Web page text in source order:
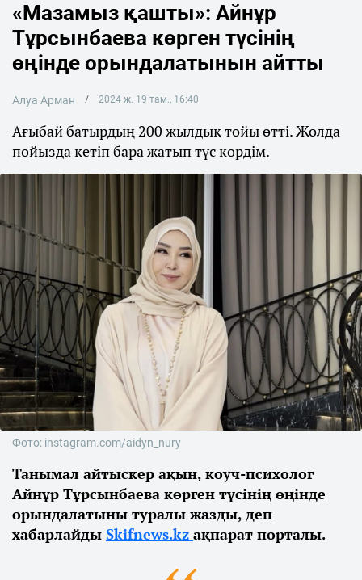
«Мазамыз қашты»: Айнұр
Тұрсынбаева көрген түсінің
өңінде орындалатынын айтты
Алуа Арман 2024 ж. 19 там., 16:40
Ағыбай батырдың 200 жылдық тойы өтті. Жолда
пойызда кетіп бара жатып түс көрдім.
Фото: instagram.com/aidyn_nury
Танымал айтыскер ақын, коуч-психолог
Айнұр Тұрсынбаева көрген түсінің өңінде
орындалатыны туралы жазды, деп
хабарлайды Skifnews.kz ақпарат порталы.